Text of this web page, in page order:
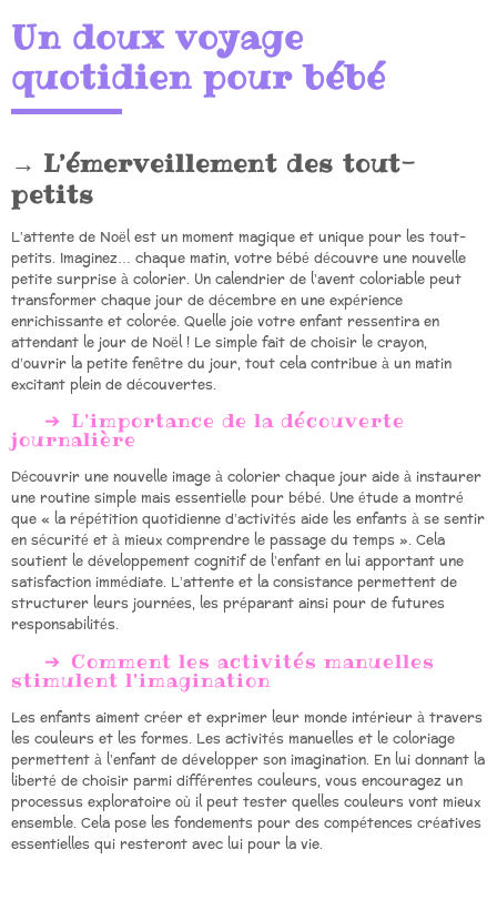
Un doux voyage
quotidien pour bébé
L’émerveillement des tout-
petits
L’attente de Noël est un moment magique et unique pour les tout-
petits. Imaginez… chaque matin, votre bébé découvre une nouvelle
petite surprise à colorier. Un calendrier de l’avent coloriable peut
transformer chaque jour de décembre en une expérience
enrichissante et colorée. Quelle joie votre enfant ressentira en
attendant le jour de Noël ! Le simple fait de choisir le crayon,
d’ouvrir la petite fenêtre du jour, tout cela contribue à un matin
excitant plein de découvertes.
L’importance de la découverte
journalière
Découvrir une nouvelle image à colorier chaque jour aide à instaurer
une routine simple mais essentielle pour bébé. Une étude a montré
que « la répétition quotidienne d’activités aide les enfants à se sentir
en sécurité et à mieux comprendre le passage du temps ». Cela
soutient le développement cognitif de l’enfant en lui apportant une
satisfaction immédiate. L’attente et la consistance permettent de
structurer leurs journées, les préparant ainsi pour de futures
responsabilités.
Comment les activités manuelles
stimulent l’imagination
Les enfants aiment créer et exprimer leur monde intérieur à travers
les couleurs et les formes. Les activités manuelles et le coloriage
permettent à l’enfant de développer son imagination. En lui donnant la
liberté de choisir parmi différentes couleurs, vous encouragez un
processus exploratoire où il peut tester quelles couleurs vont mieux
ensemble. Cela pose les fondements pour des compétences créatives
essentielles qui resteront avec lui pour la vie.